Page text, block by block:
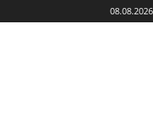
08.08.2026